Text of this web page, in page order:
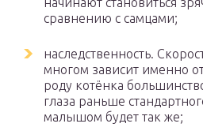
сравнению с самцами;
наследственность.
многом зависит именно
роду котёнка
глаза раньше
малышом будет так же;